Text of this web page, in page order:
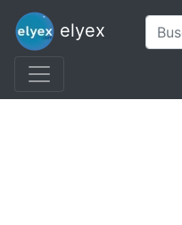
elyex